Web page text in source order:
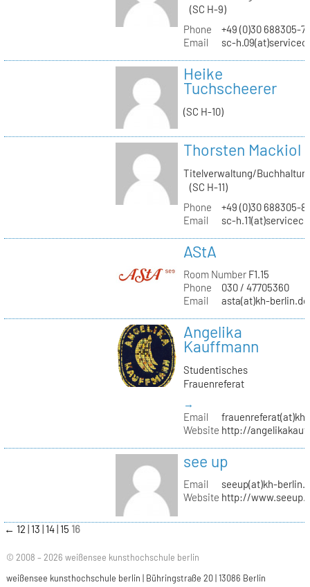
(SC H-9)
Phone
+49 (0)30 688305-
Email
sc-
Heike
Tuchscheerer
(SC H-10)
Thorsten Mackiol
Titelverwaltung/
(SC H-11)
Phone
+49 (0)30 688305-
Email
sc-
AStA
Room NumberF1.15
Phone
030 / 47705360
Email
asta(at)kh-berlin.de
Angelika
Kauffmann
Studentisches
Frauenreferat
→
Email
Website http://
see up
Email
seeup(at)kh-
Website http://
← 12 13 14 15 16
© 2008 – 2026 weißensee kunsthochschule berlin
weißensee kunsthochschule berlin | Bühringstraße 20 | 13086 Berlin